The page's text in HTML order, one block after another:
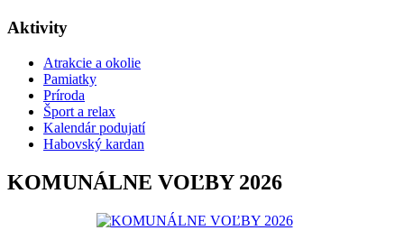
Aktivity
Atrakcie a okolie
Pamiatky
Príroda
Šport a relax
Kalendár podujatí
Habovský kardan
KOMUNÁLNE VOĽBY 2026